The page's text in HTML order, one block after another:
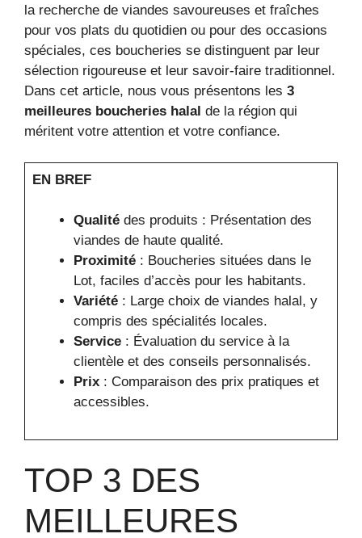
la recherche de viandes savoureuses et fraîches
pour vos plats du quotidien ou pour des occasions
spéciales, ces boucheries se distinguent par leur
sélection rigoureuse et leur savoir-faire traditionnel.
Dans cet article, nous vous présentons les 3
meilleures boucheries halal de la région qui
méritent votre attention et votre confiance.
EN BREF
Qualitédes produits : Présentation des
viandes de haute qualité.
Proximité: Boucheries situées dans le
Lot, faciles d’accès pour les habitants.
Variété: Large choix de viandes halal, y
compris des spécialités locales.
Service: Évaluation du service à la
clientèle et des conseils personnalisés.
Prix: Comparaison des prix pratiques et
accessibles.
TOP 3 DES
MEILLEURES